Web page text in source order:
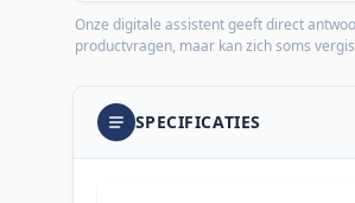
Onze digitale assistent geeft direct
productvragen, maar kan zich soms
SPECIFICATIES